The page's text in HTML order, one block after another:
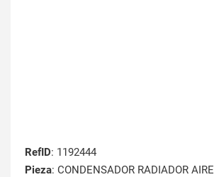
RefID: 1192444
Pieza: CONDENSADOR RADIADOR AIRE